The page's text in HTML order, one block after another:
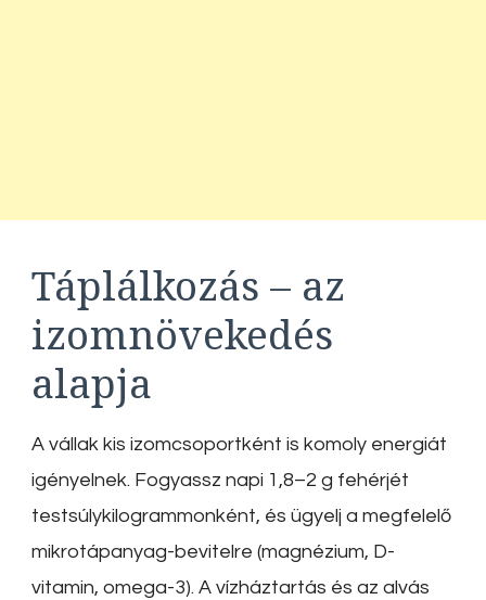
Táplálkozás – az
izomnövekedés
alapja
A vállak kis izomcsoportként is komoly energiát
igényelnek. Fogyassz napi 1,8–2 g fehérjét
testsúlykilogrammonként, és ügyelj a megfelelő
mikrotápanyag-bevitelre (magnézium, D-
vitamin, omega-3). A vízháztartás és az alvás